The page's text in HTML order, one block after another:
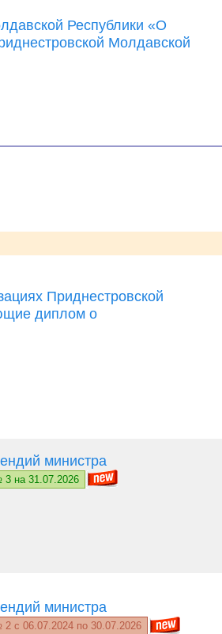
Республики «О
Молдавской
Приднестровской
диплом о
министра
на 31.07.2026
министра
c 06.07.2024 по 30.07.2026